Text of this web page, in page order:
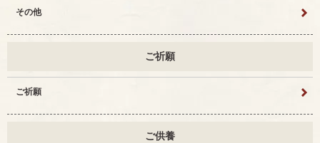
その他
ご祈願
ご祈願
ご供養